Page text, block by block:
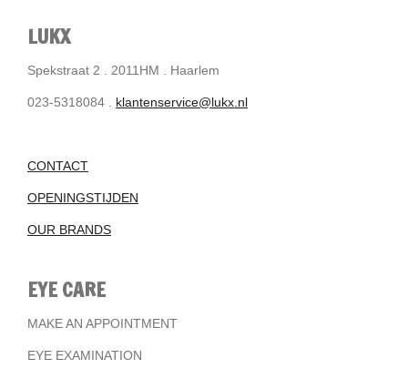
LUKX
Spekstraat 2 . 2011HM . Haarlem
023-5318084 . klantenservice@lukx.nl
CONTACT
OPENINGSTIJDEN
OUR BRANDS
EYE CARE
MAKE AN APPOINTMENT
EYE EXAMINATION